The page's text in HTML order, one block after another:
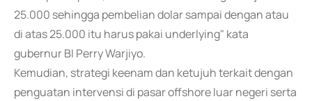
25.000 sehingga pembelian dolar sampai dengan atau
di atas 25.000 itu harus pakai underlying" kata
gubernur BI Perry Warjiyo.
Kemudian, strategi keenam dan ketujuh terkait dengan
penguatan intervensi di pasar offshore luar negeri serta